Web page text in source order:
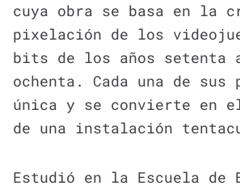
cuya obra se basa en la
pixelación de los
bits de los años setenta
ochenta. Cada una de sus
única y se convierte en
de una instalación
Estudió en la Escuela de